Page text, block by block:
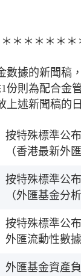
＊＊＊＊＊＊
數據的新聞
份則為配合
上述新聞稿的
按特殊標準公
（香港最新外
按特殊標準公
（外匯基金分
按特殊標準公
外匯流動性數
外匯基金資產